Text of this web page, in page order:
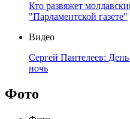
Кто развяжет
"Парламентской газете"
Видео
Сергей Пантелеев:
ночь
Фото